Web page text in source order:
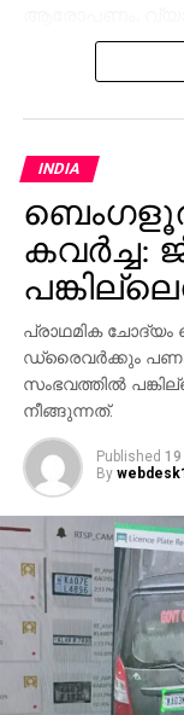
അക്കൗണ്ടുകളും
ചൈനീസ്
തകര്‍ത്ത്, അതിനെ
എ.ഐ
മാറ്റിയാണ്
പ്രതിച്ഛായയെ
അമേരിക്ക
ഈ
റഫാല്‍
നടത്തിയത്
കുറിച്ചുള്ള
വ്യാജ വീഡിയോ
ആരംഭിച്ചതും
ചൈനയാണെന്നും
ടോക്കില്‍
സോഷ്യല്‍ മീഡിയ
INDIA
കവര്‍ച്ച:
പ്രാഥമിക
ഡ്രൈവര്‍ക്കും പണം
സംഭവത്തില്‍
നീങ്ങുന്നത്.
Published 19
By